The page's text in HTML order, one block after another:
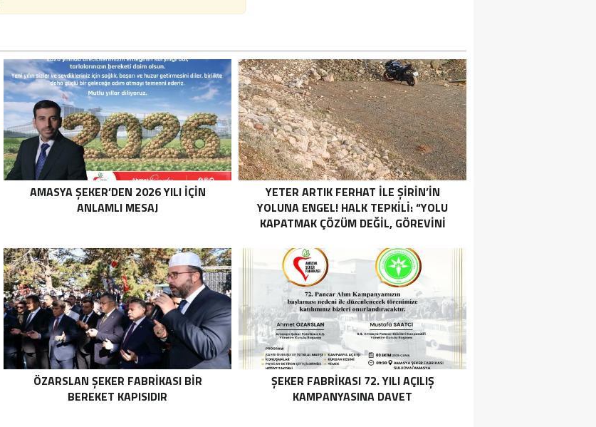
AMASYA ŞEKER’DEN 2026 YILI İÇİN
ANLAMLI MESAJ
YETER ARTIK FERHAT İLE ŞİRİN’İN
YOLUNA ENGEL! HALK TEPKİLİ: “YOLU
KAPATMAK ÇÖZÜM DEĞİL, GÖREVİNİ
ÖZARSLAN ŞEKER FABRİKASI BİR
BEREKET KAPISIDIR
ŞEKER FABRİKASI 72. YILI AÇILIŞ
KAMPANYASINA DAVET